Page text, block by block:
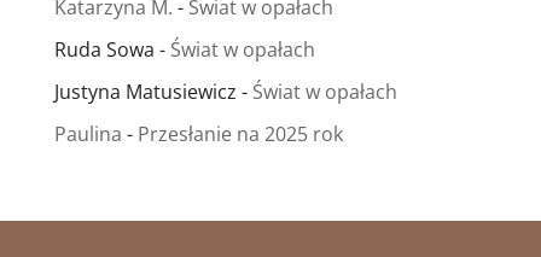
Katarzyna M. - Świat w opałach
Ruda Sowa - Świat w opałach
Justyna Matusiewicz - Świat w opałach
Paulina - Przesłanie na 2025 rok